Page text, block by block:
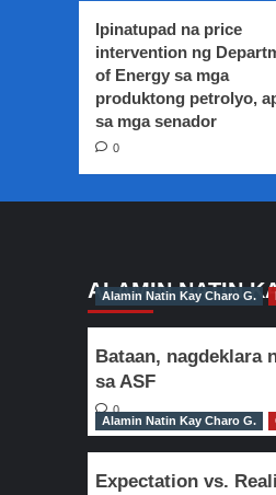
ng
kontra-
salaysay
sa
DOJ
evasion
Rappler
Holdings
Corporation
Ipinatupad na price
intervention ng
of Energy sa mga
produktong petrolyo,
sa mga senador
0
ALAMIN NATIN
Alamin Natin Kay Charo G.
Bataan, nagdeklara
sa ASF
0
Alamin Natin Kay Charo G.
Expectation vs.